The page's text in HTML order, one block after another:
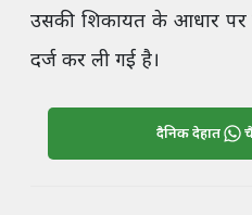
उसकी शिकायत के आधार पर
दर्ज कर ली गई है।
दैनिक देहात